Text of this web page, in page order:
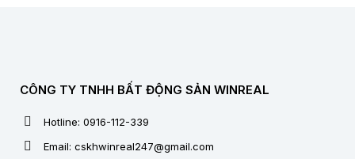
CÔNG TY TNHH BẤT ĐỘNG SẢN WINREAL
Hotline: 0916-112-339
Email: cskhwinreal247@gmail.com